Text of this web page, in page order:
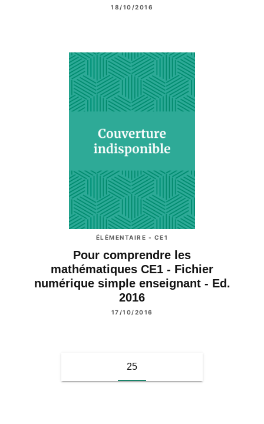
18/10/2016
ÉLÉMENTAIRE - CE1
Pour comprendre les
mathématiques CE1 - Fichier
numérique simple enseignant - Ed.
2016
17/10/2016
25